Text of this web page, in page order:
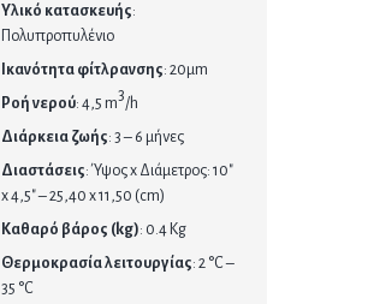
Υλικό κατασκευής:
Πολυπροπυλένιο
Ικανότητα φίτλρανσης: 20μm
Ροή νερού: 4,5 m3/h
Διάρκεια ζωής: 3 – 6 μήνες
Διαστάσεις: Ύψος x Διάμετρος: 10″
x 4,5″ – 25,40 x 11,50 (cm)
Καθαρό βάρος (kg): 0.4 Kg
Θερμοκρασία λειτουργίας: 2 °C –
35 °C